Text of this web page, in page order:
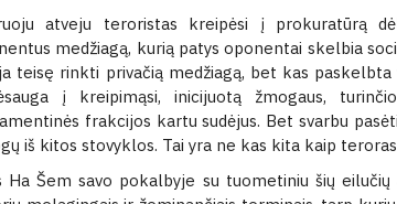
atveju teroristas kreipėsi į prokuratūrą
medžiagą, kurią patys oponentai skelbia
teisę rinkti privačią medžiagą, bet kas paskelbta
į kreipimąsi, inicijuotą žmogaus,
frakcijos kartu sudėjus. Bet svarbu
iš kitos stovyklos. Tai yra ne kas kita kaip
Ha Šem savo pokalbyje su tuometiniu šių